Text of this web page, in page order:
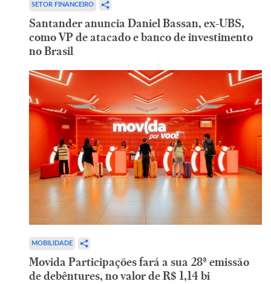
SETOR FINANCEIRO
Santander anuncia Daniel Bassan, ex-UBS,
como VP de atacado e banco de investimento
no Brasil
MOBILIDADE
Movida Participações fará a sua 28ª emissão
de debêntures, no valor de R$ 1,14 bi